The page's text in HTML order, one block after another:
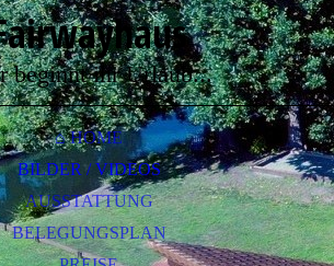
beginnt ihr Urlaub...
⌂ HOME
BILDER / VIDEOS
AUSSTATTUNG
BELEGUNGSPLAN